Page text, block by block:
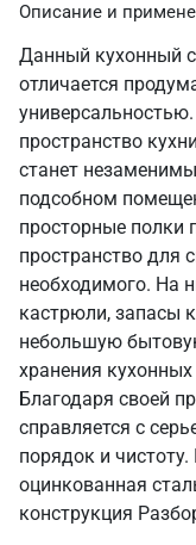
Описание и
Данный кухонный
отличается
пространство
станет
подсобном
просторные полки
пространство для
необходимого. На
кастрюли, запасы
небольшую
хранения кухонных
Благодаря своей
справляется с
порядок и
оцинкованная
конструкция